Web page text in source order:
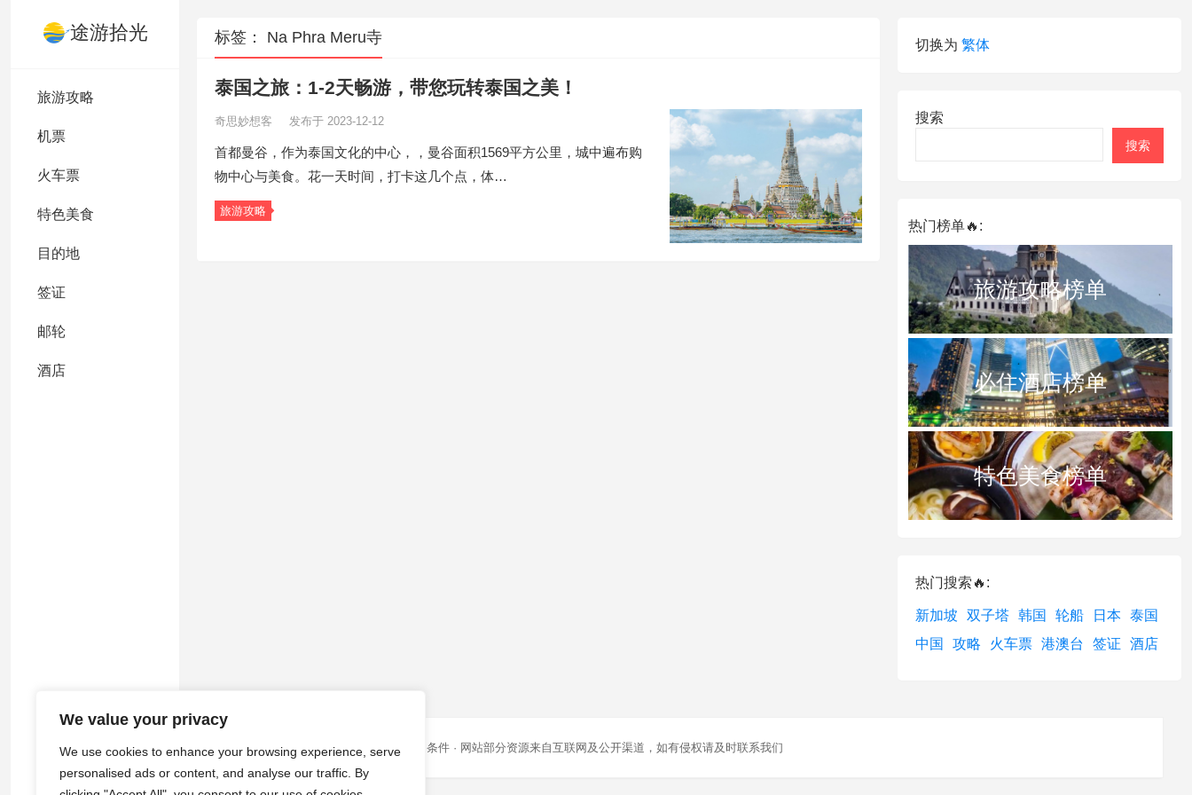
We value your privacy
We use cookies to enhance your browsing experience, serve
personalised ads or content, and analyse our traffic. By
途游拾光
旅游攻略
机票
火车票
特色美食
目的地
签证
邮轮
酒店
标签： Na Phra Meru寺
泰国之旅：1-2天畅游，带您玩转泰国之美！
奇思妙想客 发布于 2023-12-12
首都曼谷，作为泰国文化的中心，，曼谷面积1569平方公里，城中遍布购
物中心与美食。花一天时间，打卡这几个点，体…
旅游攻略
切换为 繁体
搜索
搜索
热门榜单🔥:
旅游攻略榜单
必住酒店榜单
特色美食榜单
热门搜索🔥:
新加坡 双子塔 韩国 轮船 日本 泰国
中国
攻略 火车票 港澳台 签证 酒店
© 2026途游拾光·隐私政策| 服务条款和条件 · 网站部分资源来自互联网及公开渠道，如有侵权请及时联系我们